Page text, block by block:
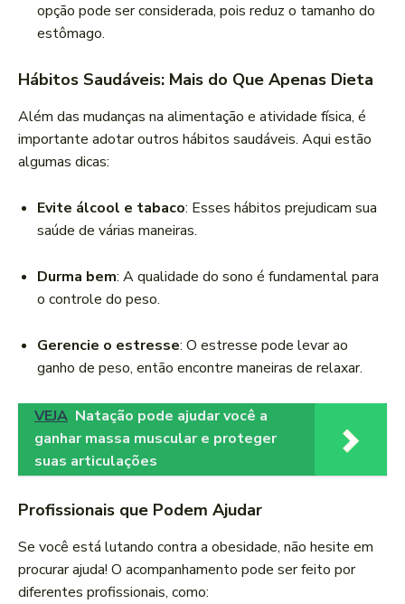
opção pode ser considerada, pois reduz o tamanho do
estômago.
Hábitos Saudáveis: Mais do Que Apenas Dieta
Além das mudanças na alimentação e atividade física, é
importante adotar outros hábitos saudáveis. Aqui estão
algumas dicas:
Evite álcool e tabaco: Esses hábitos prejudicam sua
saúde de várias maneiras.
Durma bem: A qualidade do sono é fundamental para
o controle do peso.
Gerencie o estresse: O estresse pode levar ao
ganho de peso, então encontre maneiras de relaxar.
VEJA Natação pode ajudar você a
ganhar massa muscular e proteger
suas articulações
Profissionais que Podem Ajudar
Se você está lutando contra a obesidade, não hesite em
procurar ajuda! O acompanhamento pode ser feito por
diferentes profissionais, como: